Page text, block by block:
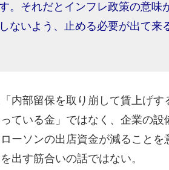
。それだとインフレ政策の意味
しないよう、止める必要が出て来
内部留保を取り崩して賃上げ
っている金」ではなく、企業の
ーソンの出店資金が減ること
出す筋合いの話ではない。